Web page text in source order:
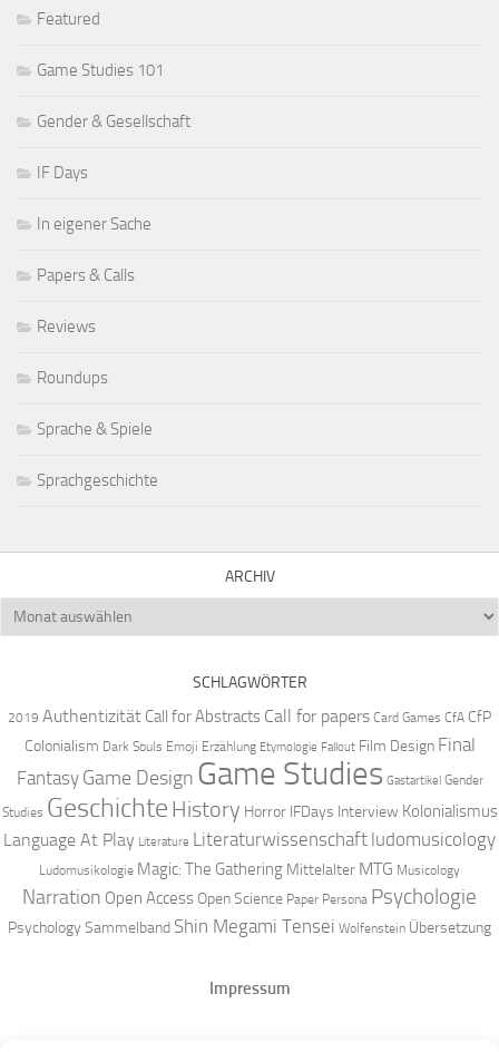
Featured
Game Studies 101
Gender & Gesellschaft
IF Days
In eigener Sache
Papers & Calls
Reviews
Roundups
Sprache & Spiele
Sprachgeschichte
ARCHIV
Archiv
SCHLAGWÖRTER
2019 Authentizität Call for Abstracts Call for papers Card Games CfA CfP
Colonialism Dark Souls Emoji Erzählung Etymologie Fallout Film Design Final
Fantasy Game Design Game Studies Gastartikel Gender
Studies Geschichte History Horror IFDays Interview Kolonialismus
Language At Play Literature Literaturwissenschaft ludomusicology
Ludomusikologie Magic: The Gathering Mittelalter MTG Musicology
Narration Open Access Open Science Paper Persona Psychologie
PsychologySammelband Shin Megami Tensei Wolfenstein Übersetzung
Impressum